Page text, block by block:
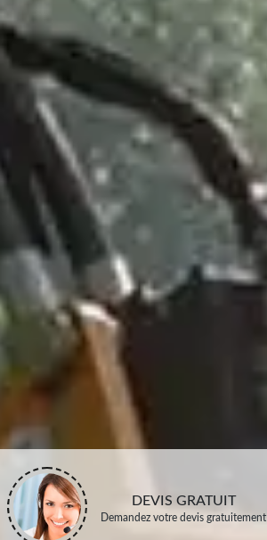
DEVIS GRATUIT
Demandez votre devis gratuitement